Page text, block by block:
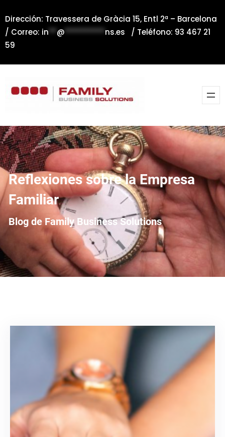
al
contenido
Dirección: Travessera de Gràcia 15, Entl 2ª – Barcelona
/ Correo: in**@**********ns.es / Teléfono: 93 467 21
59
Reflexiones sobre la Empresa
Familiar
Blog de Family Business Solutions